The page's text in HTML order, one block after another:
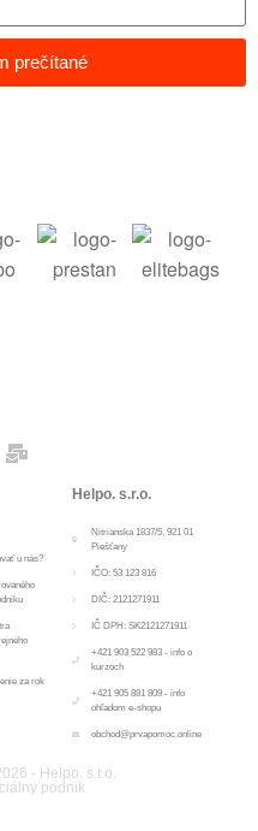
prečítané
u nás?
za rok
Helpo. s.r.o.
Nitrianska 1837/5, 921 01
Piešťany
IČO: 53 123 816
DIČ: 2121271911
IČ DPH: SK2121271911
+421 903 522 983 - info o
kurzoch
+421 905 881 809 - info
ohľadom e-shopu
obchod@prvapomoc.online
- Helpo. s.r.o.
podnik